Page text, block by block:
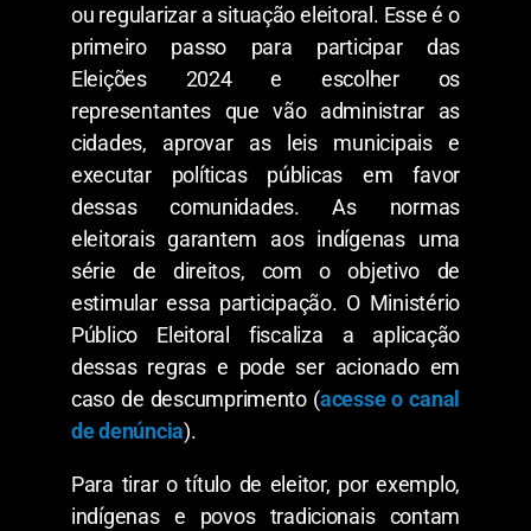
ou regularizar a situação eleitoral. Esse é o
primeiro passo para participar das
Eleições 2024 e escolher os
representantes que vão administrar as
cidades, aprovar as leis municipais e
executar políticas públicas em favor
dessas comunidades. As normas
eleitorais garantem aos indígenas uma
série de direitos, com o objetivo de
estimular essa participação. O Ministério
Público Eleitoral fiscaliza a aplicação
dessas regras e pode ser acionado em
caso de descumprimento (acesse o canal
de denúncia).
Para tirar o título de eleitor, por exemplo,
indígenas e povos tradicionais contam